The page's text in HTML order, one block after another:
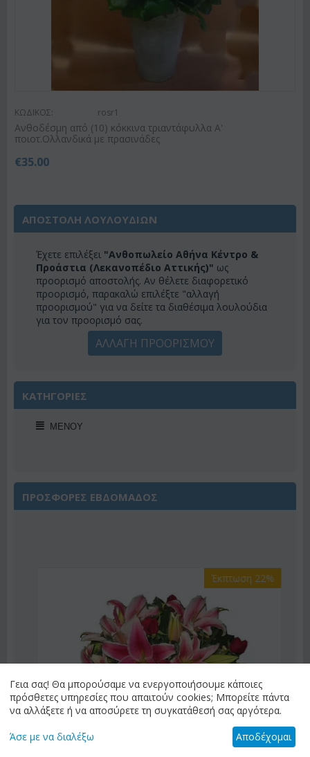
ΚΩΔΙΚΟΣ: rosr1
Ανθοδέσμη από (10) κόκκινα τριαντάφυλλα Α'
ποιοτ.Ολλανδικά με πρασινάδες
€35.00
ΑΠΟΣΤΟΛΗ ΛΟΥΛΟΥΔΙΩΝ
Έχετε επιλέξει "Ανθοπωλείο Αθήνα Κέντρο &
Προάστια (Λεκανοπέδιο Αττικής)" ως
προορισμό αποστολής. Αν θέλετε διαφορετικό
προορισμό, παρακαλώ επιλέξτε "αλλαγή
προορισμού" για να δείτε τα διαθέσιμα λουλούδια
για τον προορισμό σας.
ΑΛΛΑΓΗ ΠΡΟΟΡΙΣΜΟΥ
ΚΑΤΗΓΟΡΙΕΣ
ΜΕΝΟΎ
ΠΡΟΣΦΟΡΕΣ ΕΒΔΟΜΑΔΟΣ
Έκπτωση 22%
Γεια σας! Θα μπορούσαμε να ενεργοποιήσουμε κάποιες
πρόσθετες υπηρεσίες που απαιτούν cookies; Μπορείτε πάντα
να αλλάξετε ή να αποσύρετε τη συγκατάθεσή σας αργότερα.
Άσε με να διαλέξω Αποδέχομαι